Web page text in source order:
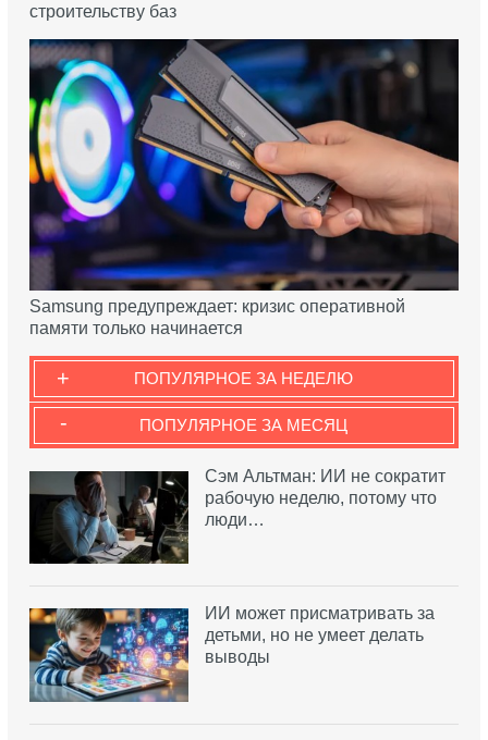
строительству баз
Samsung предупреждает: кризис оперативной
памяти только начинается
ПОПУЛЯРНОЕ ЗА НЕДЕЛЮ
+
ПОПУЛЯРНОЕ ЗА МЕСЯЦ
-
Сэм Альтман: ИИ не сократит
рабочую неделю, потому что
люди…
ИИ может присматривать за
детьми, но не умеет делать
выводы